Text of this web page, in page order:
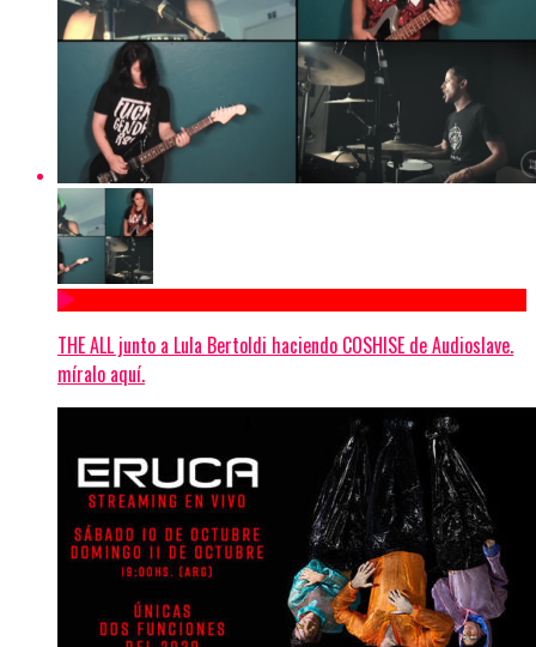
THE ALL junto a Lula Bertoldi haciendo COSHISE de Audioslave.
míralo aquí.